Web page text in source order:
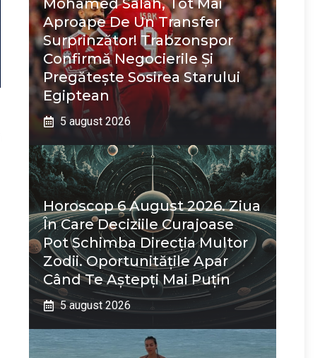
Mohamed Salah, Tot Mai
Aproape De Un Transfer
Surprinzător! Trabzonspor
Confirmă Negocierile Și
Pregătește Sosirea Starului
Egiptean
5 august 2026
Horoscop 6 August 2026. Ziua
În Care Deciziile Curajoase
Pot Schimba Direcția Multor
Zodii. Oportunitățile Apar
Când Te Aștepți Mai Puțin
5 august 2026